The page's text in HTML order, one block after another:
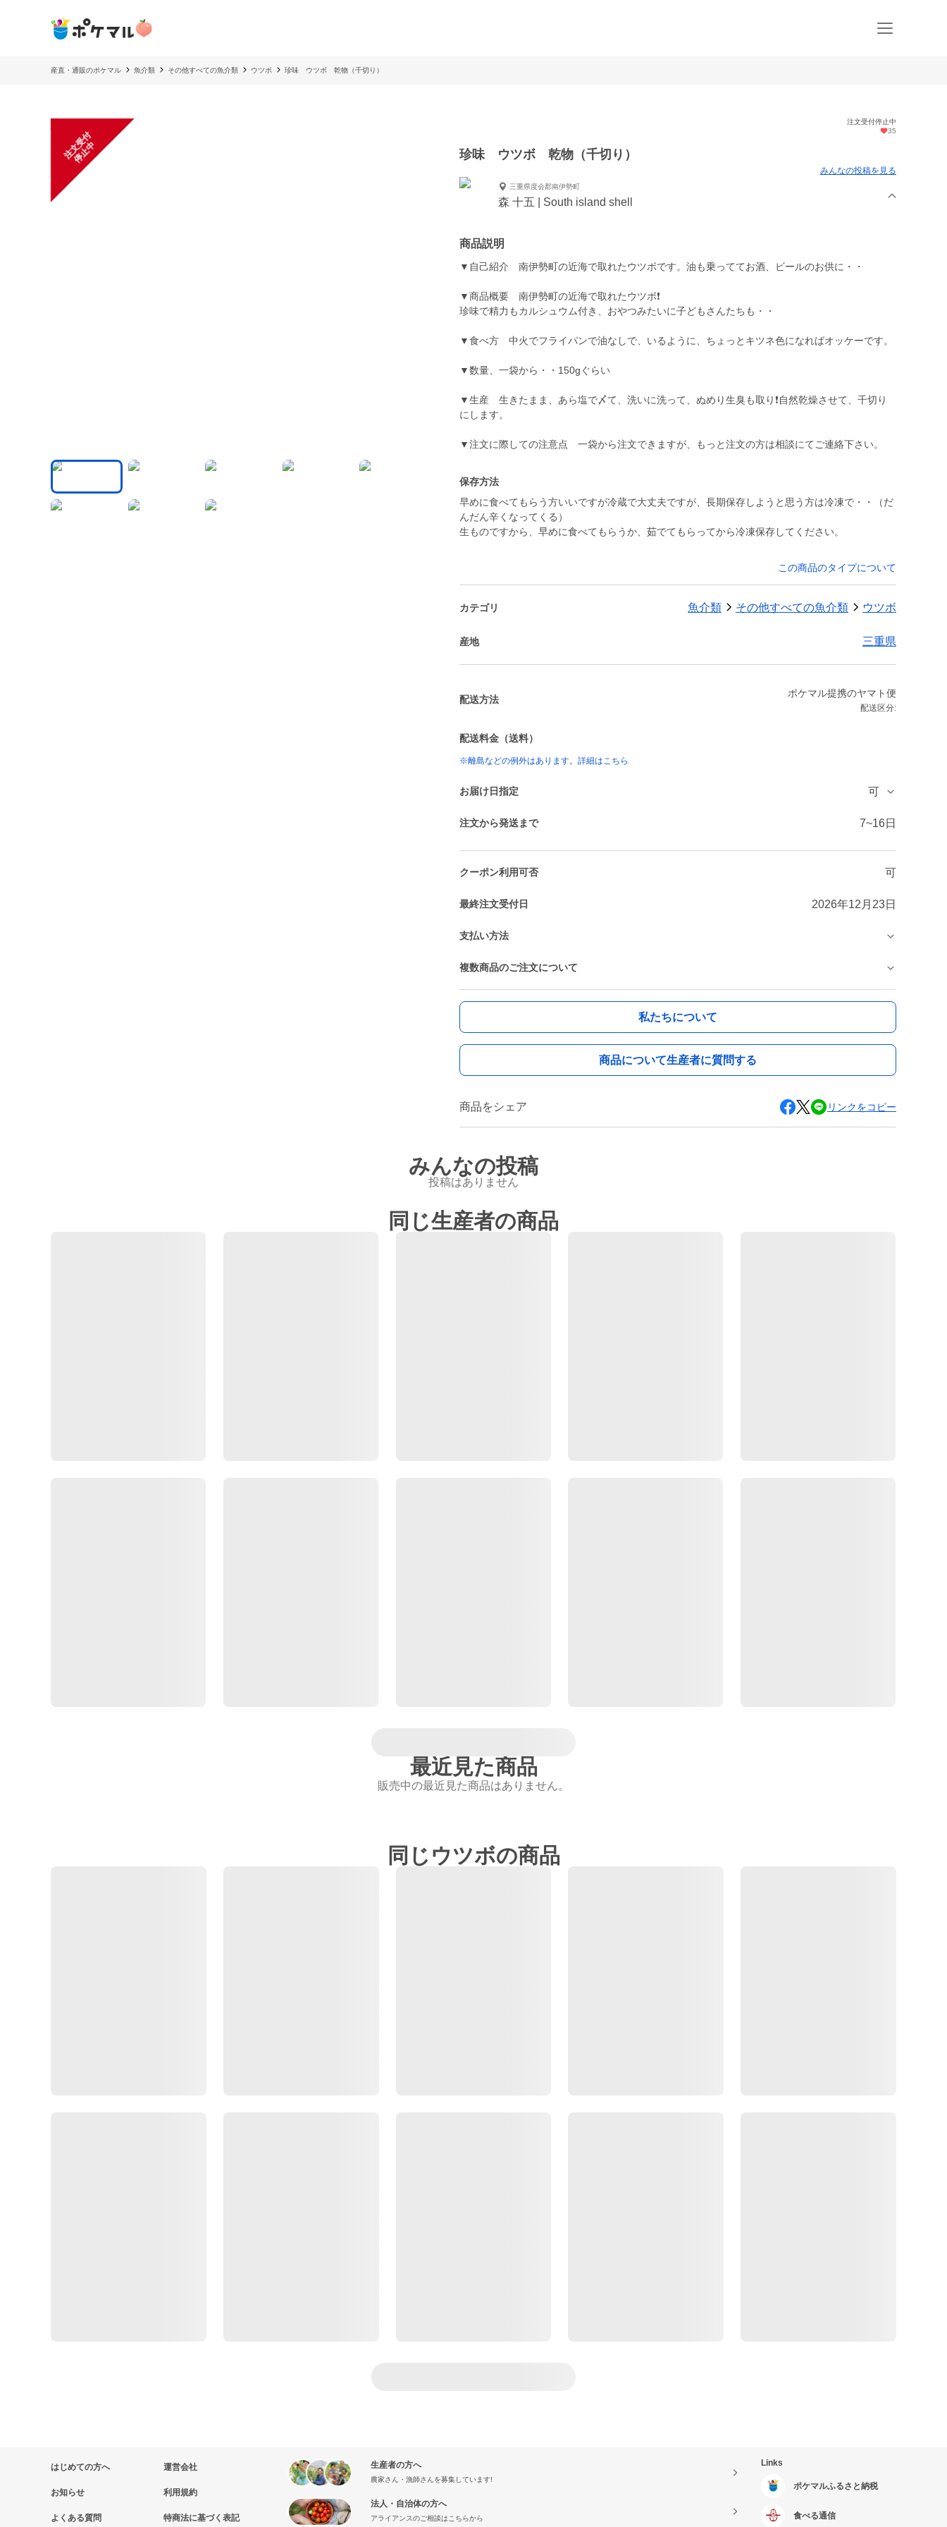
産直・通販のポケマル 魚介類 その他すべての魚介類 ウツボ 珍味 ウツボ 乾物（千切り）
注
文
受
付
停
止
中
注文受付停止中
35
珍味 ウツボ 乾物（千切り）
みんなの投稿を見る
三重県度会郡南伊勢町
森 十五 | South island shell
商品説明
▼自己紹介 南伊勢町の近海で取れたウツボです。油も乗っててお酒、ビールのお供に・・
▼商品概要 南伊勢町の近海で取れたウツボ❗️
珍味で精力もカルシュウム付き、おやつみたいに子どもさんたちも・・
▼食べ方 中火でフライパンで油なしで、いるように、ちょっとキツネ色になればオッケーです。
▼数量、一袋から・・150gぐらい
▼生産 生きたまま、あら塩で〆て、洗いに洗って、ぬめり生臭も取り❗️自然乾燥させて、千切り
にします。
▼注文に際しての注意点 一袋から注文できますが、もっと注文の方は相談にてご連絡下さい。
保存方法
早めに食べてもらう方いいですが冷蔵で大丈夫ですが、長期保存しようと思う方は冷凍で・・（だ
んだん辛くなってくる）
生ものですから、早めに食べてもらうか、茹でてもらってから冷凍保存してください。
この商品のタイプについて
カテゴリ 魚介類 その他すべての魚介類 ウツボ
産地 三重県
配送方法
ポケマル提携のヤマト便
配送区分:
配送料金（送料）
※離島などの例外はあります。詳細はこちら
お届け日指定 可
注文から発送まで 7~16日
クーポン利用可否 可
最終注文受付日 2026年12月23日
支払い方法
複数商品のご注文について
私たちについて
商品について生産者に質問する
商品をシェア リンクをコピー
みんなの投稿
投稿はありません
同じ生産者の商品
最近見た商品
販売中の最近見た商品はありません。
同じウツボの商品
はじめての方へ
お知らせ
よくある質問
運営会社
利用規約
特商法に基づく表記
生産者の方へ
農家さん・漁師さんを募集しています!
法人・自治体の方へ
アライアンスのご相談はこちらから
Links
ポケマルふるさと納税
食べる通信